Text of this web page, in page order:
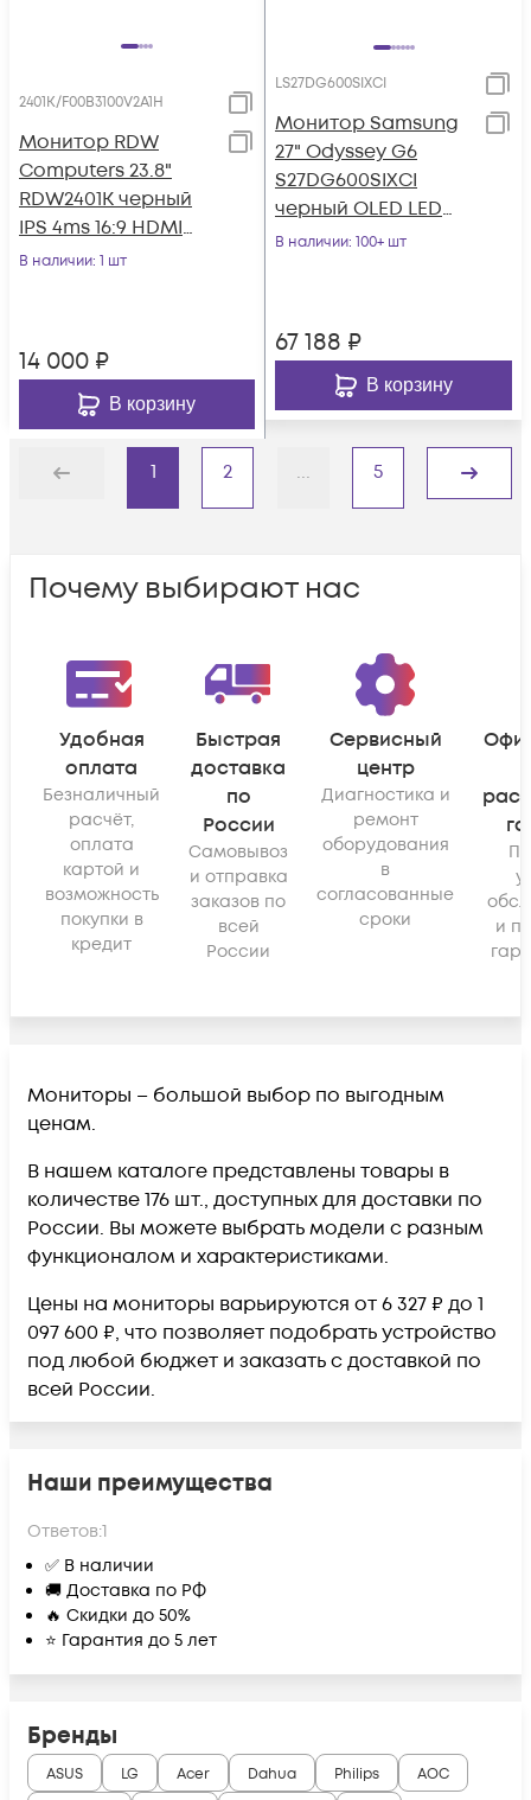
2401K/F00В3100V2A1H
Монитор RDW
Computers 23.8"
RDW2401K черный
IPS 4ms 16:9 HDMI
M/M матовая HAS
В наличии: 1 шт
14 000 ₽
В корзину
LS27DG600SIXCI
Монитор Samsung
27" Odyssey G6
S27DG600SIXCI
черный OLED LED
1ms 16:9 HDMI
В наличии: 100+ шт
67 188 ₽
В корзину
Назад
1 2 ... 5
Дальше
Почему выбирают нас
Удобная
оплата
Безналичный
расчёт,
оплата
картой и
возможность
покупки в
кредит
Быстрая
доставка
по
России
Самовывоз
и отправка
заказов по
всей
России
Сервисный
центр
Диагностика и
ремонт
оборудования
в
согласованные
сроки
и
Мониторы – большой выбор по выгодным
ценам.
В нашем каталоге представлены товары в
количестве 176 шт., доступных для доставки по
России. Вы можете выбрать модели с разным
функционалом и характеристиками.
Цены на мониторы варьируются от 6 327 ₽ до 1
097 600 ₽, что позволяет подобрать устройство
под любой бюджет и заказать с доставкой по
всей России.
Наши преимущества
Ответов:1
✅ В наличии
🚚 Доставка по РФ
🔥 Скидки до 50%
⭐ Гарантия до 5 лет
Бренды
ASUS LG Acer Dahua Philips
AOC